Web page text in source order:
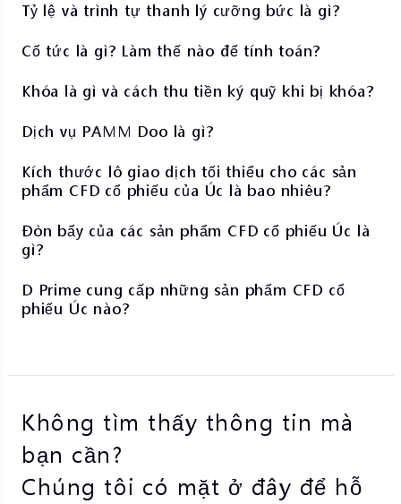
Tỷ lệ và trình tự thanh lý cưỡng bức là gì?
Cổ tức là gì? Làm thế nào để tính toán?
Khóa là gì và cách thu tiền ký quỹ khi bị khóa?
Dịch vụ PAMM Doo là gì?
Kích thước lô giao dịch tối thiểu cho các sản
phẩm CFD cổ phiếu của Úc là bao nhiêu?
Đòn bẩy của các sản phẩm CFD cổ phiếu Úc là
gì?
D Prime cung cấp những sản phẩm CFD cổ
phiếu Úc nào?
Không tìm thấy thông tin mà
bạn cần?
Chúng tôi có mặt ở đây để hỗ